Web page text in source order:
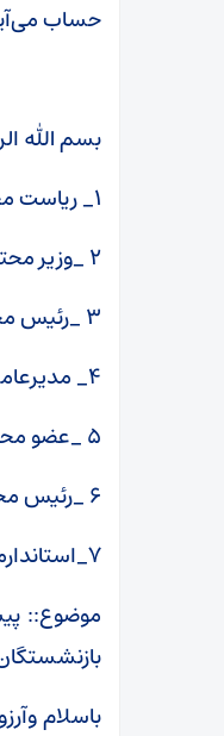
حساب
بسم الله
۱_ ریاست محترم مجلس شورای اسلامی جناب آقای دکتر محمد باقر قالیباف
۲ _وزیر محترم تعاون کار و رفاه اجتماعی جناب آقای دکتر صولت مرتضوی
۳ _رئیس محترم مجمع نمایندگان استان خوزستان در مجلس شورای اسلامی
۴_ مدیرعامل محترم سازمان تامین اجتماعی جناب آقای دکتر میرهاشم موسوی
۵ _عضو محترم هیئت امنای سازمان تامین اجتماعی جناب آقای مهندس علی اصغر بیات
۶ _رئیس محترم کانون عالی کارگران بازنشسته کشور جناب آقای مهندس محمد اسدی
۷_استاندارمحترم استان خوزستان جناب آقای دکتر مهراب حسینی
باسلام